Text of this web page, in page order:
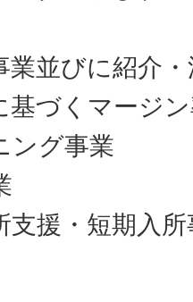
業並びに紹介
基づくマージ
ング事業
支援・短期入所